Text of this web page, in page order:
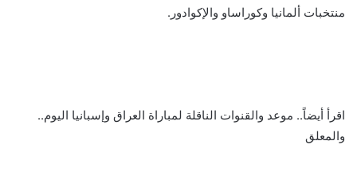
منتخبات ألمانيا وكوراساو والإكوادور.
اقرأ أيضاً.. موعد والقنوات الناقلة لمباراة العراق وإسبانيا اليوم..
والمعلق